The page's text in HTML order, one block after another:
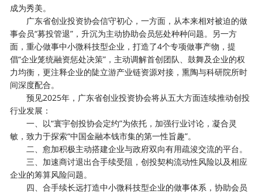
成为秀美。
广东省创业投资协会信守初心，一方面，从本来相对被迫的做
事会员“募投管退”，升沉为主动协助会员惩处种种问题。另一方
面，重心做事中小微科技型企业，打造了4个专项做事产物，提
倡“企业笼统融资惩处决策”，主动调解首创团队、鼓舞及企业的权
力均衡，更注释企业的陡立游产业链资源对接，熏陶与科研院所时
间深度配合。
预见2025年，广东省创业投资协会将从五大方面连续推动创投
行业发展：
一、以“寰宇创投协会定约”为依托，加强行业讨论，凝合灵
敏，致力于探索“中国金融本钱市集的第一性旨趣”。
二、愈加积极主动搭建企业与政府双向有用疏浚交流的平台。
三、加速商讨退出合手续受阻，创投契构流动性风险以及相应
企业的筹算风险问题。
四、合手续长远打造中小微科技型企业的做事体系，协助会员